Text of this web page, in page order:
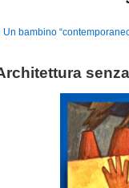
Un bambino